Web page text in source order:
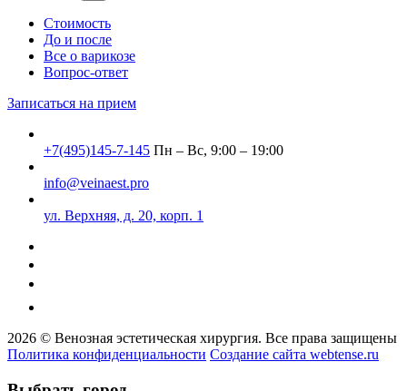
Стоимость
До и после
Все о варикозе
Вопрос-ответ
Записаться на прием
+7(495)145-7-145 Пн – Вс, 9:00 – 19:00
info@veinaest.pro
ул. Верхняя, д. 20, корп. 1
2026 © Венозная эстетическая хирургия. Все права защищены
Политика конфиденциальности Создание сайта webtense.ru